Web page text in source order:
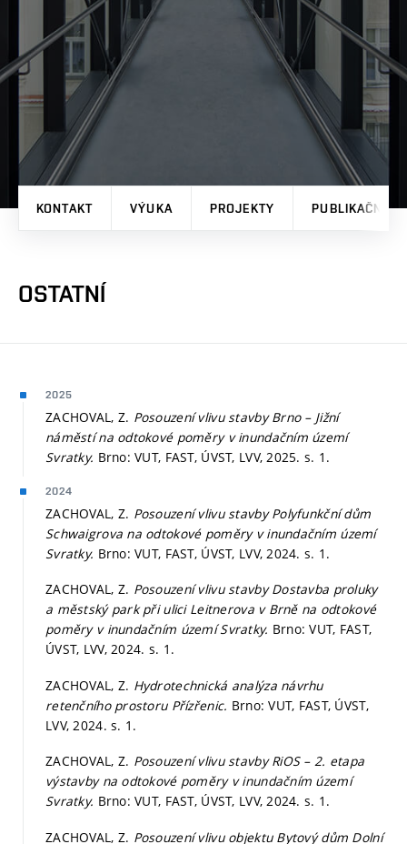
KONTAKT VÝUKA PROJEKTY PUBLIKAČNÍ
OSTATNÍ
2025
ZACHOVAL, Z. Posouzení vlivu stavby Brno – Jižní
náměstí na odtokové poměry v inundačním území
Svratky. Brno: VUT, FAST, ÚVST, LVV, 2025.s. 1.
2024
ZACHOVAL, Z. Posouzení vlivu stavby Polyfunkční dům
Schwaigrova na odtokové poměry v inundačním území
Svratky. Brno: VUT, FAST, ÚVST, LVV, 2024.s. 1.
ZACHOVAL, Z. Posouzení vlivu stavby Dostavba proluky
a městský park při ulici Leitnerova v Brně na odtokové
poměry v inundačním území Svratky. Brno: VUT, FAST,
ÚVST, LVV, 2024. s. 1.
ZACHOVAL, Z. Hydrotechnická analýza návrhu
retenčního prostoru Přízřenic. Brno: VUT, FAST, ÚVST,
LVV, 2024.s. 1.
ZACHOVAL, Z. Posouzení vlivu stavby RiOS – 2. etapa
výstavby na odtokové poměry v inundačním území
Svratky. Brno: VUT, FAST, ÚVST, LVV, 2024.s. 1.
ZACHOVAL, Z. Posouzení vlivu objektu Bytový dům Dolní